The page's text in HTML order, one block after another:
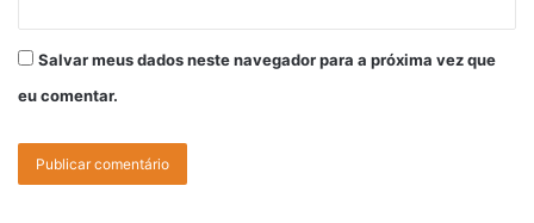
Salvar meus dados neste navegador para a próxima vez que
eu comentar.